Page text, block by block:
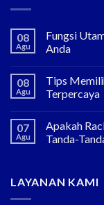
08
Agu
Fungsi
Anda
08
Agu
Tips
Terpercaya
07
Agu
Apakah
Tanda-
LAYANAN KAMI